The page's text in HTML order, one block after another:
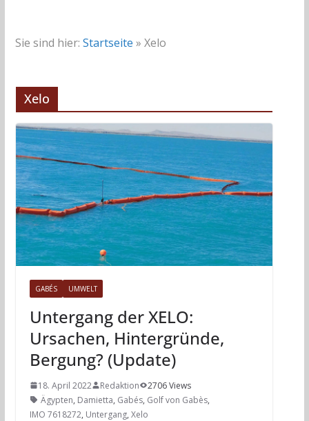
Sie sind hier: Startseite » Xelo
Xelo
GABÉS UMWELT
Untergang der XELO:
Ursachen, Hintergründe,
Bergung? (Update)
18. April 2022 Redaktion
2706 Views
Ägypten, Damietta, Gabés, Golf von Gabès,
IMO 7618272, Untergang, Xelo